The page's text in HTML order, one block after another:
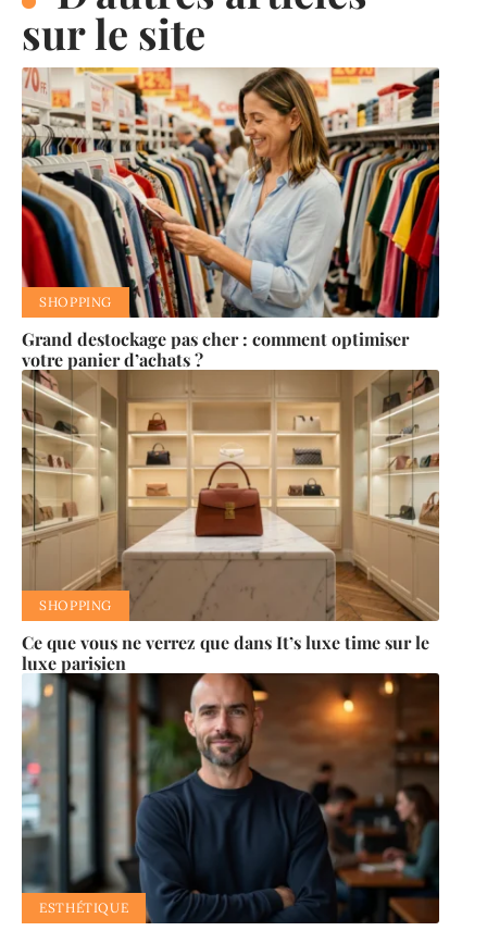
sur le site
SHOPPING
Grand destockage pas cher : comment optimiser
votre panier d’achats ?
SHOPPING
Ce que vous ne verrez que dans It’s luxe time sur le
luxe parisien
ESTHÉTIQUE